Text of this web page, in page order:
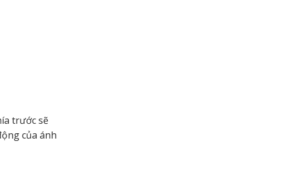
trước sẽ
của ánh